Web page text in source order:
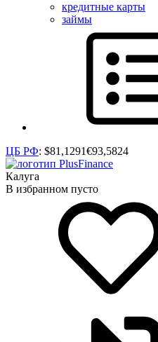
кредитные карты
займы
ЦБ РФ: $81,1291€93,5824
Калуга
В избранном пусто